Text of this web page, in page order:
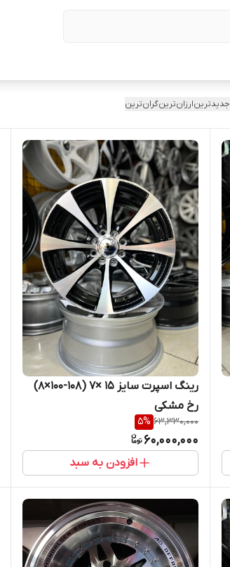
جدیدترینارزان‌ترینگران‌ترین
رینگ اسپرت سایز ۱۵ ×۷ (۱۰۸-۱۰۰×۸)
رخ مشکی
63,330,000
5%
60,000,000
افزودن به سبد